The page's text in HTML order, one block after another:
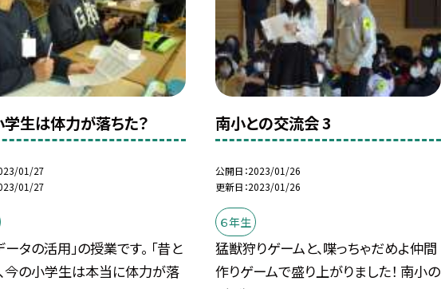
生は体力が落ちた？
01/27
01/27
ータの活用」の授業です。 「昔と
今の小学生は本当に体力が落
南小との交流会 3
公開日 2023/01/26
更新日 2023/01/26
６年生
猛獣狩りゲームと、喋っちゃだめよ仲間
作りゲームで盛り上がりました！ 南小の